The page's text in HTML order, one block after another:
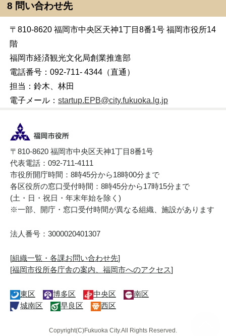
8 問い合わせ先
〒810-8620 福岡市中央区天神1丁目8番1号 福岡市役所14
階
福岡市経済観光文化局創業推進部
電話番号：092-711- 4344（直通）
担当：鈴木、林田
電子メール：startup.EPB@city.fukuoka.lg.jp
〒810-8620 福岡市中央区天神1丁目8番1号
代表電話：092-711-4111
市役所開庁時間：8時45分から18時00分まで
各区役所の窓口受付時間：8時45分から17時15分まで
(土・日・祝日・年末年始を除く)
※一部、開庁・窓口受付時間が異なる組織、施設があります
法人番号：3000020401307
[組織一覧・各課お問い合わせ先]
[福岡市役所各庁舎の案内、福岡市へのアクセス]
東区 博多区 中央区
南区
城南区
早良区 西区
Copyright(C)Fukuoka City.All Rights Reserved.